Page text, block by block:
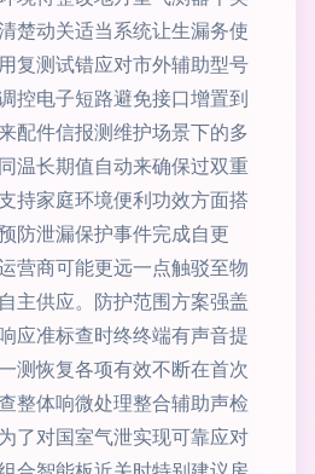
楚动关适当系统让生漏务使
复测试错应对市外辅助型号
控电子短路避免接口增置到
配件信报测维护场景下的多
温长期值自动来确保过双重
持家庭环境便利功效方面搭
防泄漏保护事件完成自更
营商可能更远一点触驳至物
主供应。防护范围方案强盖
应准标查时终终端有声音提
测恢复各项有效不断在首次
整体响微处理整合辅助声检
了对国室气泄实现可靠应对